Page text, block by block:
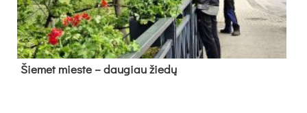
Šie­met mies­te – dau­giau žie­dų